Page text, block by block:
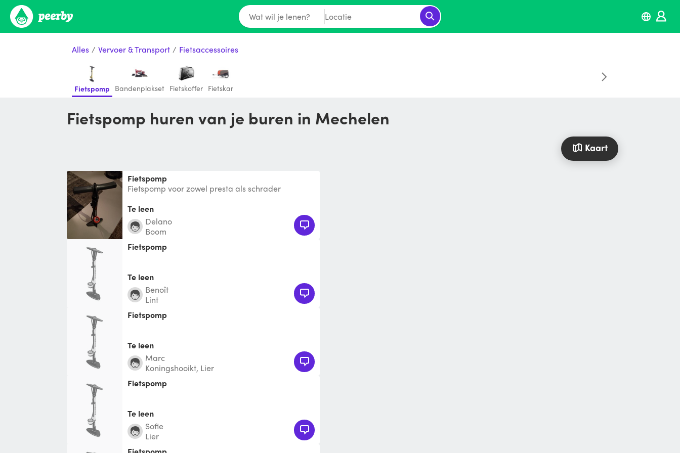
Wat wil je lenen? Locatie
Alles / Vervoer & Transport / Fietsaccessoires
Fietspomp Bandenplakset Fietskoffer Fietskar
Fietspomp huren van je buren in Mechelen
Kaart
Fietspomp
Fietspomp voor zowel presta als schrader
Te leen
Delano
Boom
Fietspomp
Te leen
Benoît
Lint
Fietspomp
Te leen
Marc
Koningshooikt, Lier
Fietspomp
Te leen
Sofie
Lier